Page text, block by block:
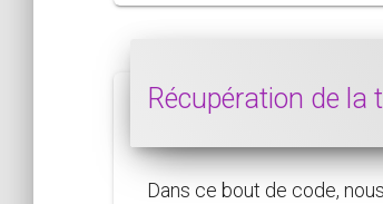
Récupération de
Dans ce bout de code,